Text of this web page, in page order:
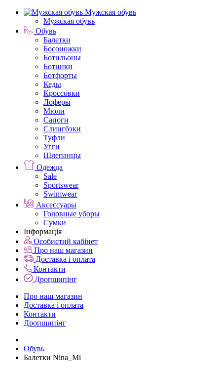
Мужская обувь
Мужская обувь
Обувь
Балетки
Босоножки
Ботильоны
Ботинки
Ботфорты
Кеды
Кроссовки
Лоферы
Мюли
Сапоги
Слингбэки
Туфли
Угги
Шлепанцы
Одежда
Sale
Sportswear
Swimwear
Аксессуары
Головные уборы
Сумки
Інформація
Особистий кабінет
Про наш магазин
Доставка і оплата
Контакти
Дропшипінг
Про наш магазин
Доставка і оплата
Контакти
Дропшипінг
Обувь
Балетки Nina_Mi